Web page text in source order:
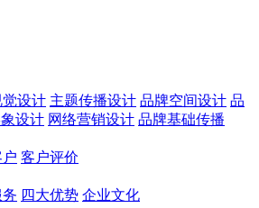
设计 主题传播设计 品牌空间设计 品
设计 网络营销设计 品牌基础传播
客户评价
四大优势 企业文化